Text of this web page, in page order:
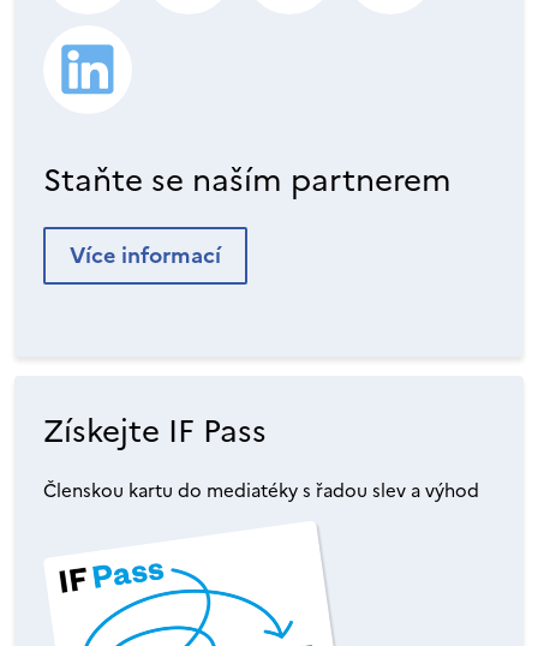
Staňte se naším partnerem
Více informací
Získejte IF Pass
Členskou kartu do mediatéky s řadou slev a výhod